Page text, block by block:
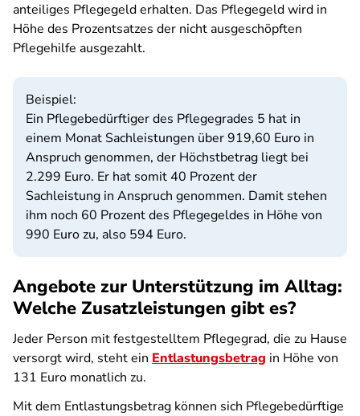
anteiliges Pflegegeld erhalten. Das Pflegegeld wird in
Höhe des Prozentsatzes der nicht ausgeschöpften
Pflegehilfe ausgezahlt.
Beispiel:
Ein Pflegebedürftiger des Pflegegrades 5 hat in
einem Monat Sachleistungen über 919,60 Euro in
Anspruch genommen, der Höchstbetrag liegt bei
2.299 Euro. Er hat somit 40 Prozent der
Sachleistung in Anspruch genommen. Damit stehen
ihm noch 60 Prozent des Pflegegeldes in Höhe von
990 Euro zu, also 594 Euro.
Angebote zur Unterstützung im Alltag:
Welche Zusatzleistungen gibt es?
Jeder Person mit festgestelltem Pflegegrad, die zu Hause
versorgt wird, steht ein Entlastungsbetrag in Höhe von
131 Euro monatlich zu.
Mit dem Entlastungsbetrag können sich Pflegebedürftige